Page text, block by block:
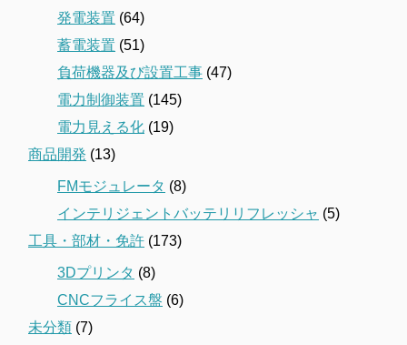
発電装置 (64)
蓄電装置 (51)
負荷機器及び設置工事 (47)
電力制御装置 (145)
電力見える化 (19)
商品開発 (13)
FMモジュレータ (8)
インテリジェントバッテリリフレッシャ (5)
工具・部材・免許 (173)
3Dプリンタ (8)
CNCフライス盤 (6)
未分類 (7)